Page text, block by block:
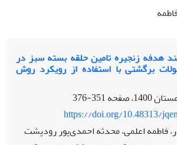
هدفه زنجیره تامین حلقه بسته سبز در
برگشتی با استفاده از رویکرد روش
351-376
https://doi.org/10.48313/
فاطمه اعلمی، محدثه احمدی‌پور رودپشت